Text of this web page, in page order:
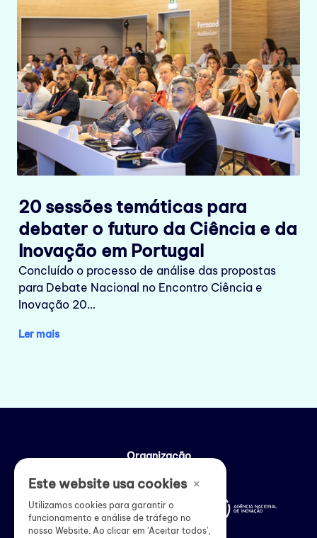
20 sessões temáticas para
debater o futuro da Ciência e da
Inovação em Portugal
Concluído o processo de análise das propostas
para Debate Nacional no Encontro Ciência e
Inovação 20…
Ler mais
Organização
×
Este website usa cookies
Utilizamos cookies para garantir o
funcionamento e análise de tráfego no
nosso Website. Ao clicar em 'Aceitar todos',